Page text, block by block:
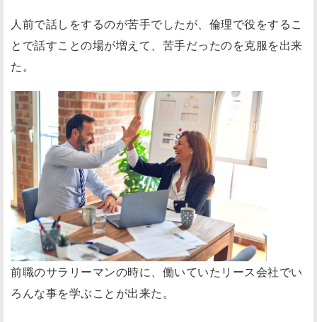
に
入
会
し
て
倫
理
に
入
っ
て
か
ら
の
人前で話しをするのが苦手でしたが、倫理で役をするこ
とで話すことの場が増えて、苦手だったのを克服を出来
た。
前職のサラリーマンの時に、働いていたリース会社でい
ろんな事を学ぶことが出来た。